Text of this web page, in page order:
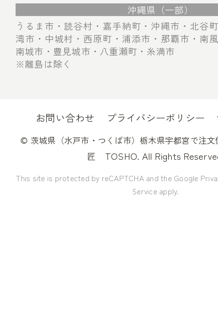
沖縄県（一部）
うるま市・読谷村・嘉手納町・沖縄市・北谷
湾市・中城村・西原町・浦添市・那覇市・南
南城市・豊見城市・八重瀬町・糸満市
※離島は除く
お問い合わせ プライバシーポリシー
© 茨城県（水戸市・つくば市）栃木県宇都宮で注
匠
TOSHO. All Rights
This site is protected by reCAPTCHA and the Google
Service apply.